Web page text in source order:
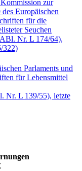
zur
Europäischen
für die
Seuchen
Nr. L 174/64),
322)
Parlaments und
für Lebensmittel
Nr. L 139/55), letzte